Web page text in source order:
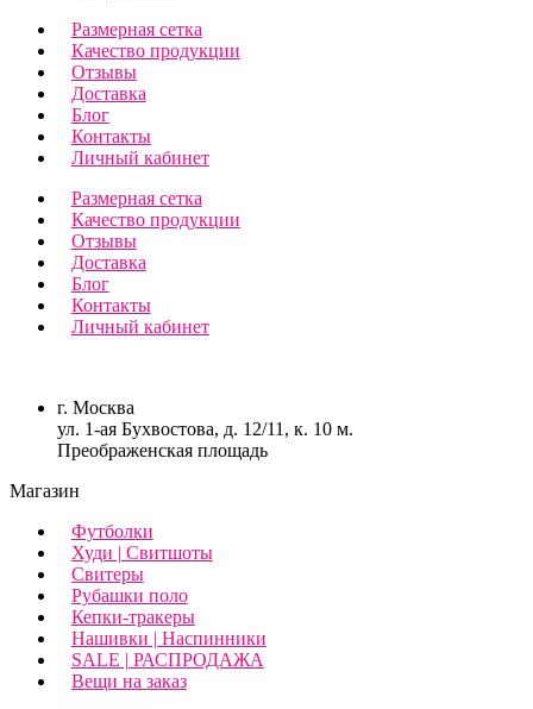
Размерная сетка
Качество продукции
Отзывы
Доставка
Блог
Контакты
Личный кабинет
Размерная сетка
Качество продукции
Отзывы
Доставка
Блог
Контакты
Личный кабинет
г. Москва
ул. 1-ая Бухвостова, д. 12/11, к. 10 м.
Преображенская площадь
Магазин
Футболки
Худи | Свитшоты
Свитеры
Рубашки поло
Кепки-тракеры
Нашивки | Наспинники
SALE | РАСПРОДАЖА
Вещи на заказ